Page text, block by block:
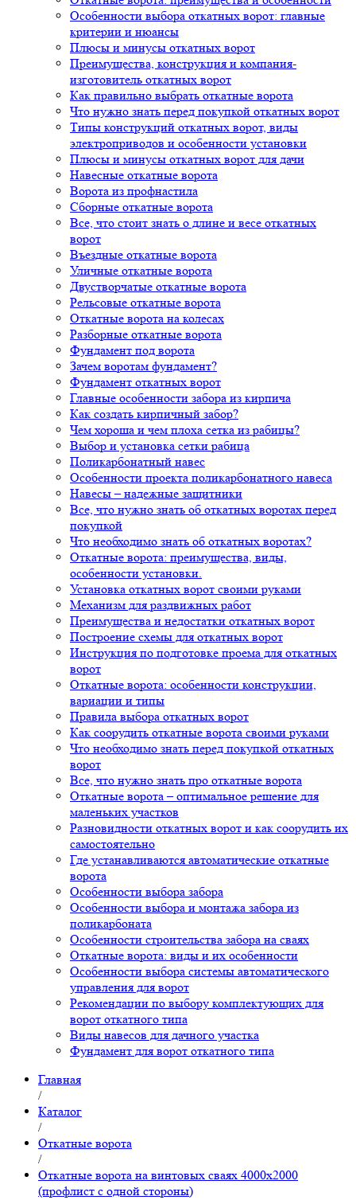
Особенности выбора откатных ворот: главные
критерии и нюансы
Плюсы и минусы откатных ворот
Преимущества, конструкция и компания-
изготовитель откатных ворот
Как правильно выбрать откатные ворота
Что нужно знать перед покупкой откатных ворот
Типы конструкций откатных ворот, виды
электроприводов и особенности установки
Плюсы и минусы откатных ворот для дачи
Навесные откатные ворота
Ворота из профнастила
Сборные откатные ворота
Все, что стоит знать о длине и весе откатных
ворот
Въездные откатные ворота
Уличные откатные ворота
Двустворчатые откатные ворота
Рельсовые откатные ворота
Откатные ворота на колесах
Разборные откатные ворота
Фундамент под ворота
Зачем воротам фундамент?
Фундамент откатных ворот
Главные особенности забора из кирпича
Как создать кирпичный забор?
Чем хороша и чем плоха сетка из рабицы?
Выбор и установка сетки рабица
Поликарбонатный навес
Особенности проекта поликарбонатного навеса
Навесы – надежные защитники
Все, что нужно знать об откатных воротах перед
покупкой
Что необходимо знать об откатных воротах?
Откатные ворота: преимущества, виды,
особенности установки.
Установка откатных ворот своими руками
Механизм для раздвижных работ
Преимущества и недостатки откатных ворот
Построение схемы для откатных ворот
Инструкция по подготовке проема для откатных
ворот
Откатные ворота: особенности конструкции,
вариации и типы
Правила выбора откатных ворот
Как соорудить откатные ворота своими руками
Что необходимо знать перед покупкой откатных
ворот
Все, что нужно знать про откатные ворота
Откатные ворота – оптимальное решение для
маленьких участков
Разновидности откатных ворот и как соорудить их
самостоятельно
Где устанавливаются автоматические откатные
ворота
Особенности выбора забора
Особенности выбора и монтажа забора из
поликарбоната
Особенности строительства забора на сваях
Откатные ворота: виды и их особенности
Особенности выбора системы автоматического
управления для ворот
Рекомендации по выбору комплектующих для
ворот откатного типа
Виды навесов для дачного участка
Фундамент для ворот откатного типа
Главная
/
Каталог
/
Откатные ворота
/
Откатные ворота на винтовых сваях 4000x2000
(профлист с одной стороны)